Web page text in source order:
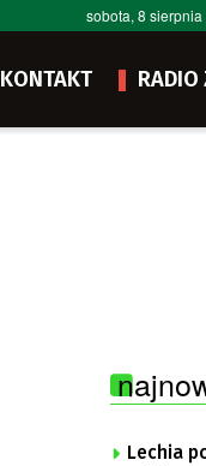
sobota, 8 sierpnia
KONTAKT RADIO
Lechia